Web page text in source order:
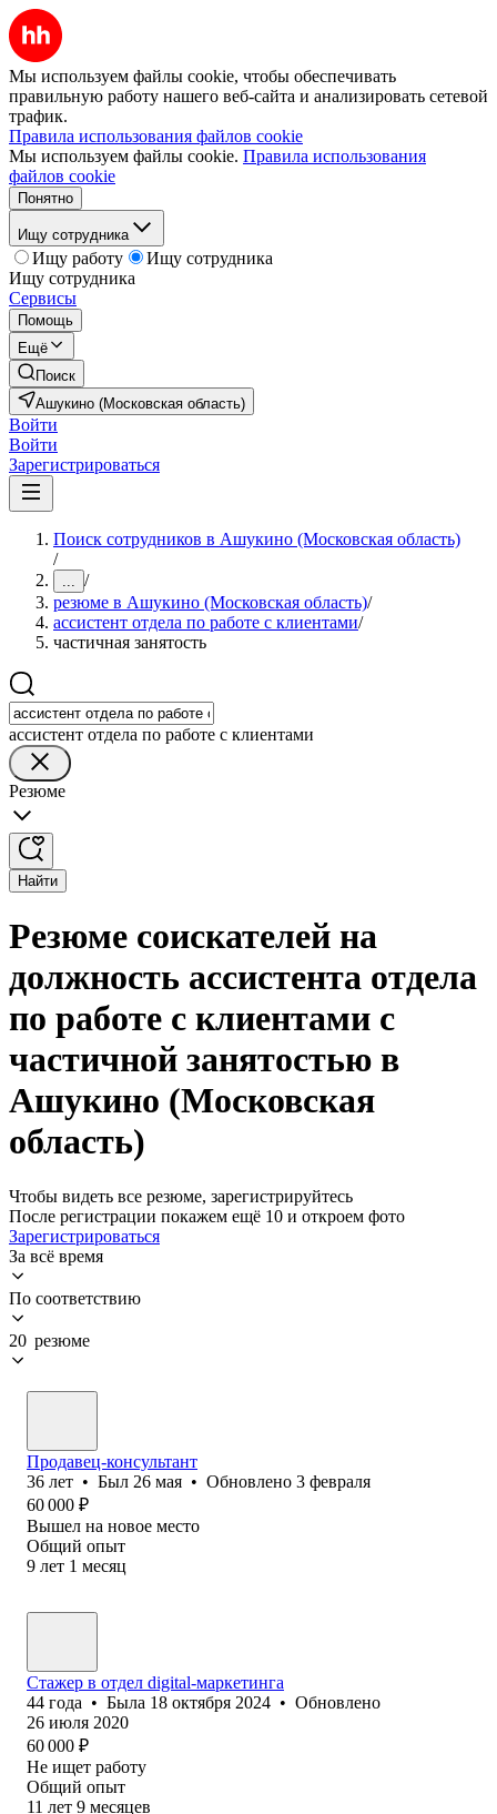
Мы используем файлы cookie, чтобы обеспечивать
правильную работу нашего веб-сайта и анализировать сетевой
трафик.
Правила использования файлов cookie
Мы используем файлы cookie. Правила использования
файлов cookie
Понятно
Ищу сотрудника
Ищу работу
Ищу сотрудника
Ищу сотрудника
Сервисы
Помощь
Ещё
Поиск
Ашукино (Московская область)
Войти
Войти
Зарегистрироваться
Поиск сотрудников в Ашукино (Московская область)
/
... /
резюме в Ашукино (Московская область)/
ассистент отдела по работе с клиентами/
частичная занятость
ассистент отдела по работе с клиентами
Резюме
Найти
Резюме соискателей на
должность ассистента отдела
по работе с клиентами с
частичной занятостью в
Ашукино (Московская
область)
Чтобы видеть все резюме, зарегистрируйтесь
После регистрации покажем ещё 10 и откроем фото
Зарегистрироваться
За всё время
По соответствию
20 резюме
Продавец-консультант
36 лет • Был 26 мая • Обновлено 3 февраля
60 000 ₽
Вышел на новое место
Общий опыт
9 лет 1 месяц
Стажер в отдел digital-маркетинга
44 года • Была 18 октября 2024 • Обновлено
26 июля 2020
60 000 ₽
Не ищет работу
Общий опыт
11 лет 9 месяцев